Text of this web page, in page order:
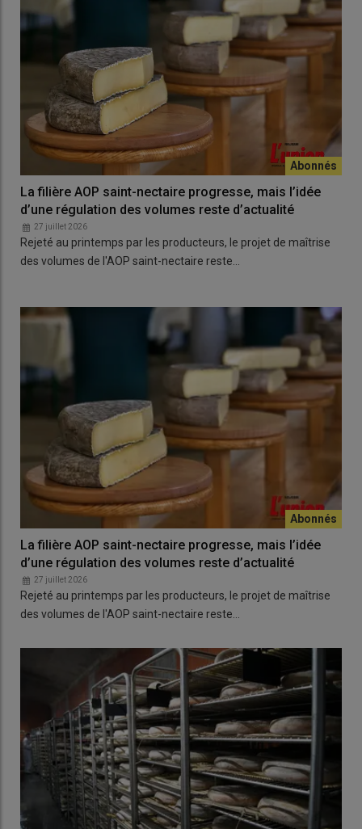
La filière AOP saint-nectaire progresse, mais l’idée
d’une régulation des volumes reste d’actualité
27 juillet 2026
Rejeté au printemps par les producteurs, le projet de maîtrise
des volumes de l'AOP saint-nectaire reste…
La filière AOP saint-nectaire progresse, mais l’idée
d’une régulation des volumes reste d’actualité
27 juillet 2026
Rejeté au printemps par les producteurs, le projet de maîtrise
des volumes de l'AOP saint-nectaire reste…